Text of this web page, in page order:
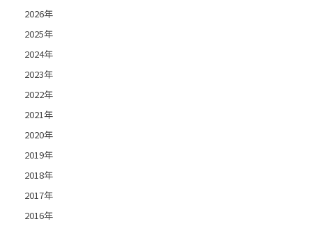
2026年
2025年
2024年
2023年
2022年
2021年
2020年
2019年
2018年
2017年
2016年